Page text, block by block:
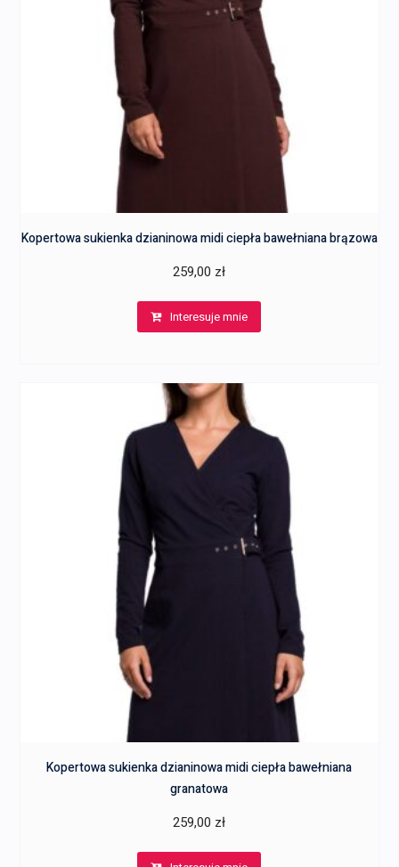
Kopertowa sukienka dzianinowa midi ciepła bawełniana brązowa
259,00 zł
Interesuje mnie
Kopertowa sukienka dzianinowa midi ciepła bawełniana
granatowa
259,00 zł